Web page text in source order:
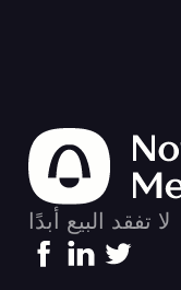
لا تفقد البيع أبدًا